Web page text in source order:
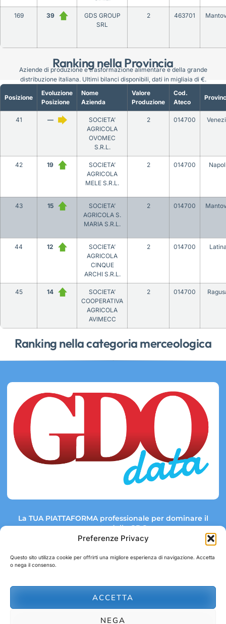
Preferenze Privacy
Questo sito utilizza cookie per offrirti una migliore esperienza di navigazione. Accetta
o nega il consenso.
ACCETTA
NEGA
Ranking nella Provincia
169 39
GDS GROUP
SRL
2 463701
Ranking nella categoria merceologica
Posizione
Evoluzione
Posizione
Nome
Azienda
Valore
Produzione
Cod.
Ateco
41 —
SOCIETA’
AGRICOLA
OVOMEC
S.R.L.
2 014700
42 19
SOCIETA’
AGRICOLA
MELE S.R.L.
2 014700
43 15
SOCIETA’
AGRICOLA S.
MARIA S.R.L.
2 014700
44 12
SOCIETA’
AGRICOLA
CINQUE
ARCHI S.R.L.
2 014700
45 14
SOCIETA’
COOPERATIVA
AGRICOLA
AVIMECC
2 014700
Aziende di produzione e trasformazione alimentare e della grande
distribuzione italiana. Ultimi bilanci disponibili, dati in migliaia di €.
La TUA PIATTAFORMA professionale per dominare il
mercato della GDO.
Link rapidi:
abbonamenti@gdodata.it